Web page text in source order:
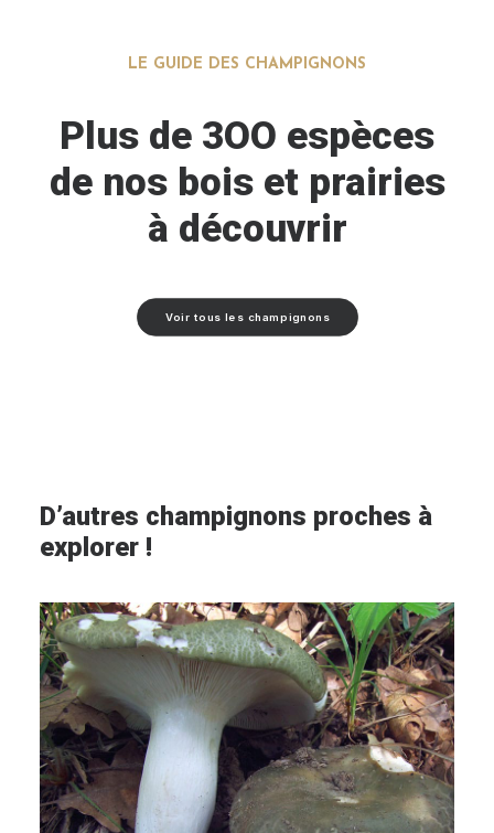
LE GUIDE DES CHAMPIGNONS
Plus de 3OO espèces
de nos bois et prairies
à découvrir
Voir tous les champignons
D’autres champignons proches à
explorer !